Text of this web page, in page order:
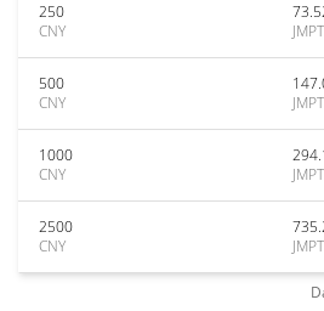
250
CNY
JMPT
500
CNY
JMPT
1000
CNY
JMPT
2500
CNY
JMPT